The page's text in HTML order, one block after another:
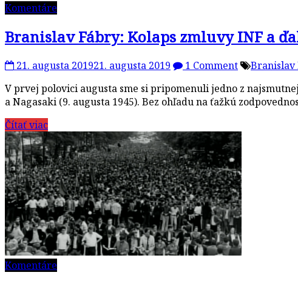
Komentáre
Branislav Fábry: Kolaps zmluvy INF a
21. augusta 201921. augusta 2019 1 Comment Branislav
V prvej polovici augusta sme si pripomenuli jedno z
a Nagasaki (9. augusta 1945). Bez ohľadu na ťažkú
Čítať viac
Komentáre